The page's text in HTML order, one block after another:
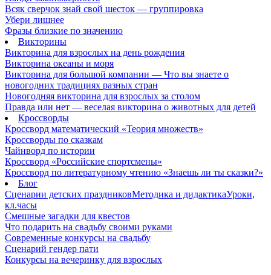
Всяк сверчок знай свой шесток — группировка
Убери лишнее
Фразы близкие по значению
Викторины
Викторина для взрослых на день рождения
Викторина океаны и моря
Викторина для большой компании — Что вы знаете о
новогодних традициях разных стран
Новогодняя викторина для взрослых за столом
Правда или нет — веселая викторина о животных для детей
Кроссворды
Кроссворд математический «Теория множеств»
Кроссворды по сказкам
Чайнворд по истории
Кроссворд «Российские спортсмены»
Кроссворд по литературному чтению «Знаешь ли ты сказки?»
Блог
Сценарии детских праздниковМетодика и дидактикаУроки,
кл.часы
Смешные загадки для квестов
Что подарить на свадьбу своими руками
Современные конкурсы на свадьбу
Сценарий гендер пати
Конкурсы на вечеринку для взрослых